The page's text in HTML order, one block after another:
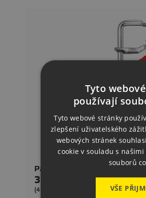
Páková Svěrka, Těžká SGHS
Cena
3 968,00 Kč
(4801,28 Kč s DPH)
Tyto
používají
Tyto webové stránky
zlepšení uživatelského
webových stránek
cookie v souladu s
souborů
VŠE